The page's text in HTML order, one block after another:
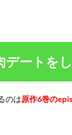
ートを
のは原作6巻の